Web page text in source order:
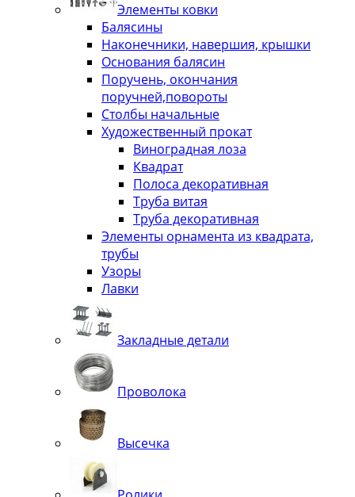
Элементы ковки
Балясины
Наконечники, навершия, крышки
Основания балясин
Поручень, окончания
поручней,повороты
Столбы начальные
Художественный прокат
Виноградная лоза
Квадрат
Полоса декоративная
Труба витая
Труба декоративная
Элементы орнамента из квадрата,
трубы
Узоры
Лавки
Закладные детали
Проволока
Высечка